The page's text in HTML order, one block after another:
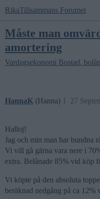
RikaTillsammans Forumet
Måste man
amortering
Vardagsekonomi Bostad,
HannaK (Hanna) 27
1
Halloj!
Jag och min man har bundna
Vi vill gå gärna vara nere i
extra. Belånade 85% vid köp
Vi köpte på den absoluta
beräknad nedgång på ca 12%